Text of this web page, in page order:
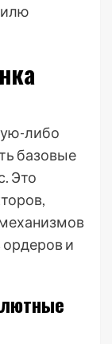
либо
базовые
Это
и